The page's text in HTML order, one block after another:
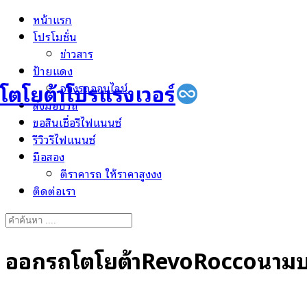
Skip
โตโยต้าโปรแรงเวอร์
หน้าแรก
โปรโมชั่น
ข่าวสาร
ป้ายแดง
จองรถออนไลน์
ส่งมอบรถ
ขอสินเชื่อรีไฟแนนซ์
รีวิวรีไฟแนนซ์
มือสอง
ตีราคารถ ให้ราคาสูงงง
ติดต่อเรา
Search
ออกรถโตโยต้าRevoRoccoนาม